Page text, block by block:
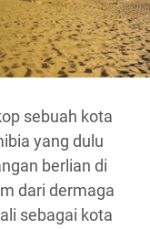
sebuah kota
yang dulu
berlian di
dari dermaga
sebagai kota